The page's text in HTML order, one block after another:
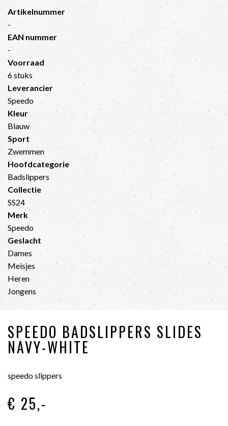
Artikelnummer
-
EAN nummer
-
Voorraad
6 stuks
Leverancier
Speedo
Kleur
Blauw
Sport
Zwemmen
Hoofdcategorie
Badslippers
Collectie
SS24
Merk
Speedo
Geslacht
Dames
Meisjes
Heren
Jongens
SPEEDO BADSLIPPERS SLIDES
NAVY-WHITE
speedo slippers
€ 25,-